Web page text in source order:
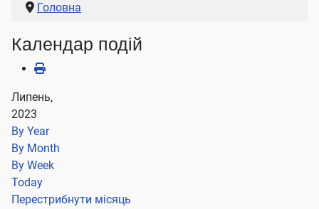
Головна
Календар подій
Липень,
2023
By Year
By Month
By Week
Today
Перестрибнути місяць